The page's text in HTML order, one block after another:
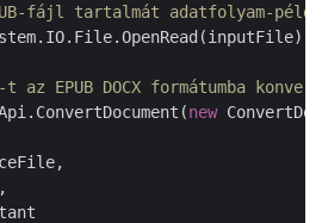
fájl tartalmát adatfolyam-
EPUB DOCX formátumba
new
,